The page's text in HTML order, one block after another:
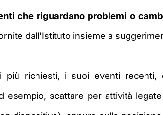
che riguardano problemi o
dall'Istituto insieme a
più richiesti, i suoi eventi
esempio, scattare per attività